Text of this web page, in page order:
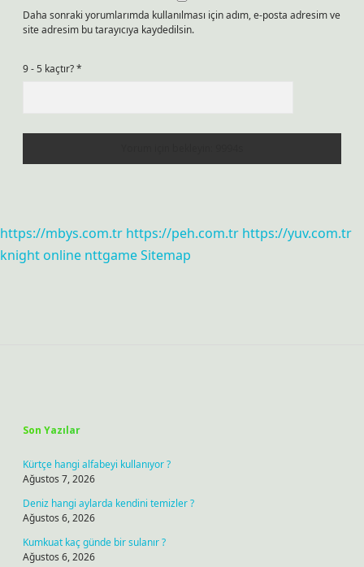
Daha sonraki yorumlarımda kullanılması için adım, e-posta adresim ve
site adresim bu tarayıcıya kaydedilsin.
9 - 5 kaçtır?*
https://mbys.com.tr https://peh.com.tr https://yuv.com.tr
knight online nttgameSitemap
Son Yazılar
Kürtçe hangi alfabeyi kullanıyor ?
Ağustos 7, 2026
Deniz hangi aylarda kendini temizler ?
Ağustos 6, 2026
Kumkuat kaç günde bir sulanır ?
Ağustos 6, 2026